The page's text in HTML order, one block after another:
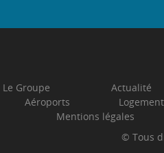
Le Groupe Actualité
Aéroports
Mentions légales
© Tous